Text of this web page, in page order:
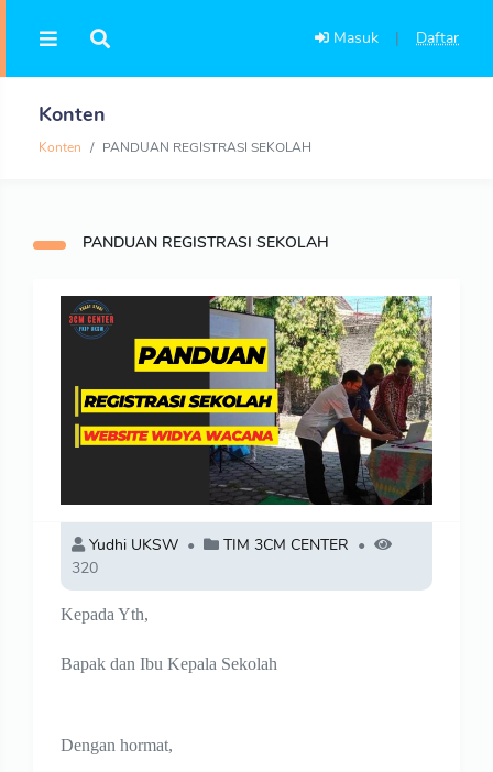
Masuk | Daftar
Konten
Konten PANDUAN REGISTRASI SEKOLAH
PANDUAN REGISTRASI SEKOLAH
Yudhi UKSW
TIM 3CM CENTER
320
Kepada Yth,
Bapak dan Ibu Kepala Sekolah
Dengan hormat,